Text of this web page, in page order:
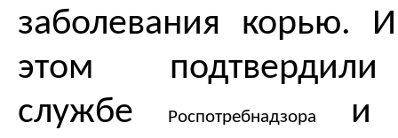
заболевания корью.
этом
службе
Роспотребнадзора
и